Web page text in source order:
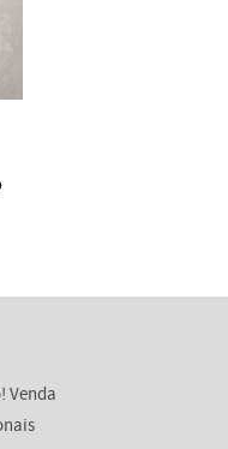
Venda